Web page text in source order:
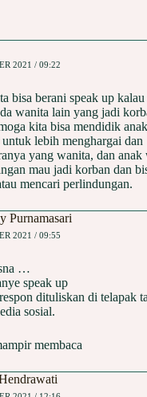
2021 / 09:22
bisa berani speak up
wanita lain yang jadi
kita bisa mendidik
lebih menghargai dan
yang wanita, dan anak
mau jadi korban dan
mencari perlindungan.
Purnamasari
2021 / 09:55
…
speak up
dituliskan di telapak
sosial.
membaca